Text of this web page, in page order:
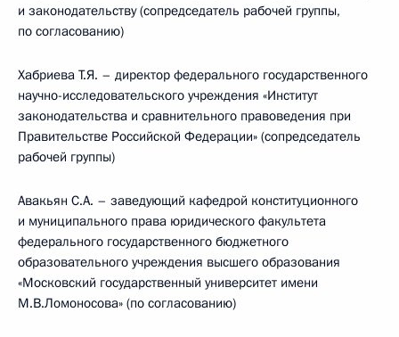
и законодательству (сопредседатель рабочей группы,
по согласованию)
Хабриева Т.Я. – директор федерального государственного
научно-исследовательского учреждения «Институт
законодательства и сравнительного правоведения при
Правительстве Российской Федерации» (сопредседатель
рабочей группы)
Авакьян С.А. – заведующий кафедрой конституционного
и муниципального права юридического факультета
федерального государственного бюджетного
образовательного учреждения высшего образования
«Московский государственный университет имени
М.В.Ломоносова» (по согласованию)